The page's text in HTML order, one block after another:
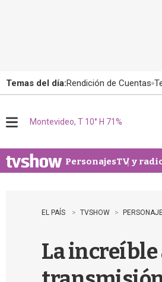
Temas del día:Rendición de Cuentas
u
Montevideo, T 10° H 71%
PersonajesTV y
EL PAÍS TVSHOW
La increíble